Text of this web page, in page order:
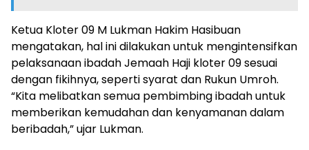
Ketua Kloter 09 M Lukman Hakim Hasibuan
mengatakan, hal ini dilakukan untuk mengintensifkan
pelaksanaan ibadah Jemaah Haji kloter 09 sesuai
dengan fikihnya, seperti syarat dan Rukun Umroh.
“Kita melibatkan semua pembimbing ibadah untuk
memberikan kemudahan dan kenyamanan dalam
beribadah,” ujar Lukman.